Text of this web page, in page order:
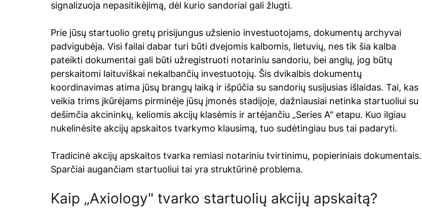
signalizuoja nepasitikėjimą, dėl kurio sandoriai gali žlugti.
Prie jūsų startuolio gretų prisijungus užsienio investuotojams, dokumentų archyvai
padvigubėja. Visi failai dabar turi būti dvejomis kalbomis, lietuvių, nes tik šia kalba
pateikti dokumentai gali būti užregistruoti notariniu sandoriu, bei anglų, jog būtų
perskaitomi laituviškai nekalbančių investuotojų. Šis dvikalbis dokumentų
koordinavimas atima jūsų brangų laiką ir išpūčia su sandorių susijusias išlaidas. Tai, kas
veikia trims įkūrėjams pirminėje jūsų įmonės stadijoje, dažniausiai netinka startuoliui su
dešimčia akcininkų, keliomis akcijų klasėmis ir artėjančiu „Series A" etapu. Kuo ilgiau
nukelinėsite akcijų apskaitos tvarkymo klausimą, tuo sudėtingiau bus tai padaryti.
Tradicinė akcijų apskaitos tvarka remiasi notariniu tvirtinimu, popieriniais dokumentais.
Sparčiai augančiam startuoliui tai yra struktūrinė problema.
Kaip „Axiology" tvarko startuolių akcijų apskaitą?